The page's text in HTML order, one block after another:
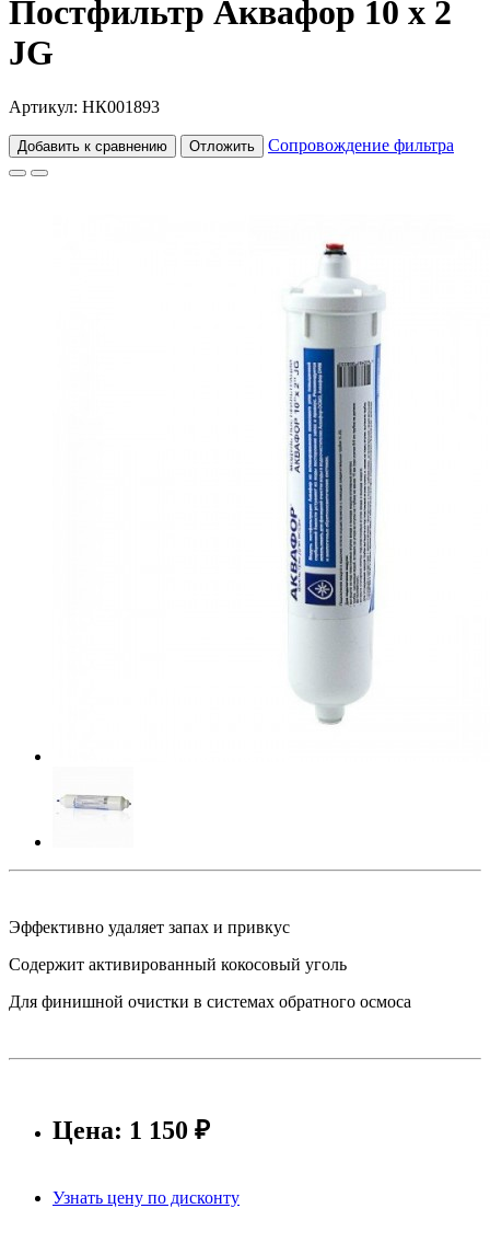
Постфильтр Аквафор 10 x 2
JG
Артикул: НК001893
Добавить к сравнению Отложить Сопровождение фильтра
Эффективно удаляет запах и привкус
Содержит активированный кокосовый уголь
Для финишной очистки в системах обратного осмоса
Цена: 1 150 ₽
Узнать цену по дисконту